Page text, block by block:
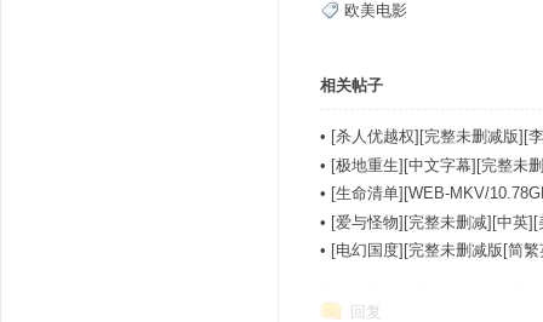
欧美电影
相关帖子
• [杀人优越权][完整未删减版][
• [极地重生][中文字幕][完整未
• [生命清单][WEB-MKV/
• [爱与怪物][完整未删减][中英
• [电幻国度][完整未删减版[简
回复